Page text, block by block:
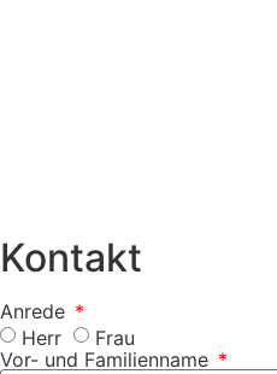
Kontakt
Anrede
Herr
Frau
Vor- und Familienname